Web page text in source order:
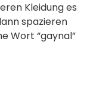
Kleidung es
spazieren
Wort “gaynal”